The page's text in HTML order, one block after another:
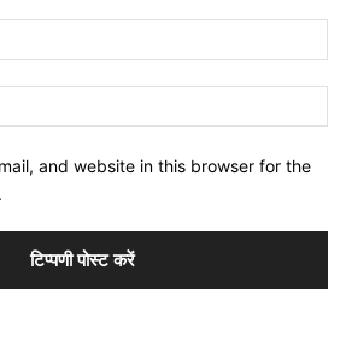
and website in this browser for the